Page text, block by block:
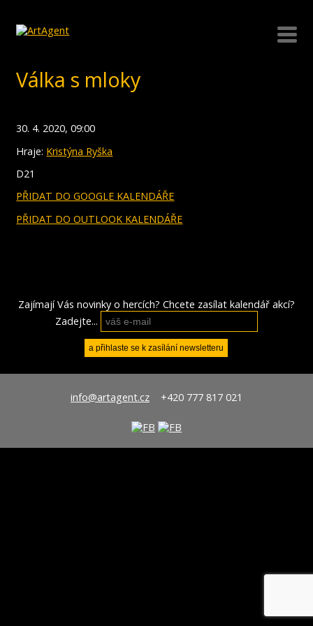
Válka s mloky
30. 4. 2020, 09:00
Hraje: Kristýna Ryška
D21
PŘIDAT DO GOOGLE KALENDÁŘE
PŘIDAT DO OUTLOOK KALENDÁŘE
Zajímají Vás novinky o hercích? Chcete zasílat kalendář akcí?
Zadejte...
info@artagent.cz+420 777 817 021